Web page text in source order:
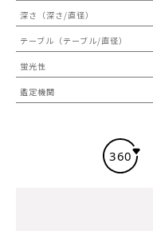
深さ（深さ/直径）
テーブル（テーブル/直径）
蛍光性
鑑定機関